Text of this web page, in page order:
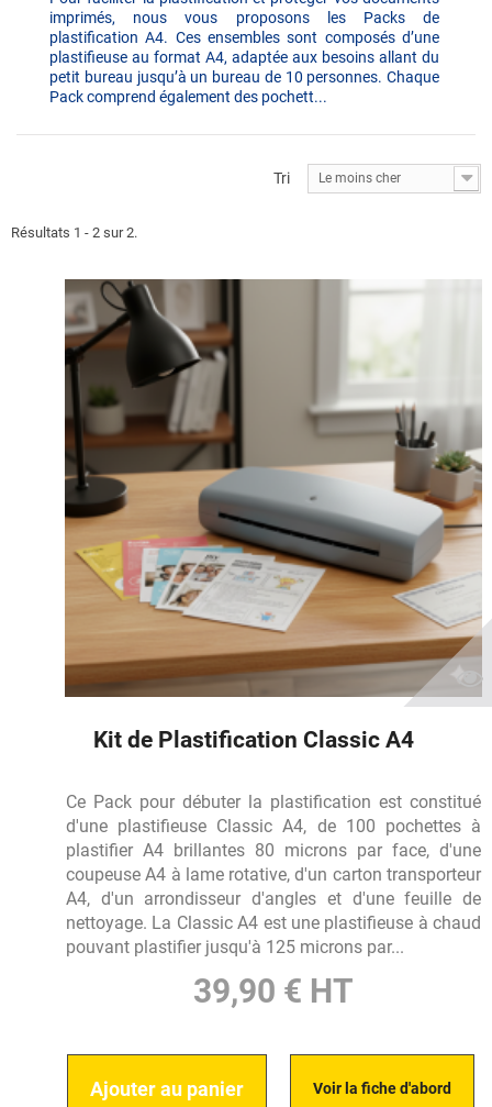
imprimés, nous vous proposons les Packs de
plastification A4. Ces ensembles sont composés d’une
plastifieuse au format A4, adaptée aux besoins allant du
petit bureau jusqu’à un bureau de 10 personnes. Chaque
Pack comprend également des pochett...
Tri Le moins cher
Résultats 1 - 2 sur 2.
Kit de Plastification Classic A4
Ce Pack pour débuter la plastification est constitué
d'une plastifieuse Classic A4, de 100 pochettes à
plastifier A4 brillantes 80 microns par face, d'une
coupeuse A4 à lame rotative, d'un carton transporteur
A4, d'un arrondisseur d'angles et d'une feuille de
nettoyage. La Classic A4 est une plastifieuse à chaud
pouvant plastifier jusqu'à 125 microns par...
39,90 € HT
Ajouter au panier Voir la fiche d'abord